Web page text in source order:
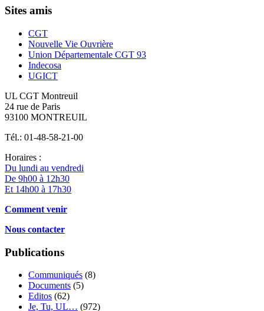
Sites amis
CGT
Nouvelle Vie Ouvrière
Union Départementale CGT 93
Indecosa
UGICT
UL CGT Montreuil
24 rue de Paris
93100 MONTREUIL
Tél.: 01-48-58-21-00
Horaires :
Du lundi au vendredi
De 9h00 à 12h30
Et 14h00 à 17h30
Comment venir
Nous contacter
Publications
Communiqués (8)
Documents (5)
Editos (62)
Je, Tu, UL… (972)